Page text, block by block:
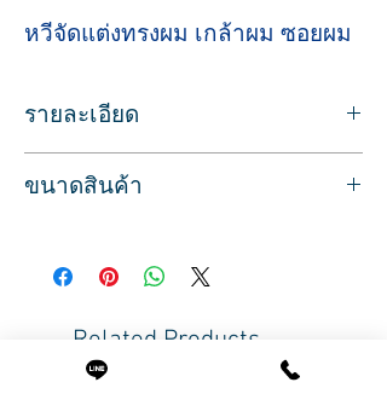
หวีจัดแต่งทรงผม เกล้าผม ซอยผม
รายละเอียด
สามารถใช่คู่กับปัตตาเลี่ยนในการตัดผมได้
แข็งแรง
ขนาดสินค้า
กว้าง 3.6 ซม.
ยาว 22 ซม.
Related Products